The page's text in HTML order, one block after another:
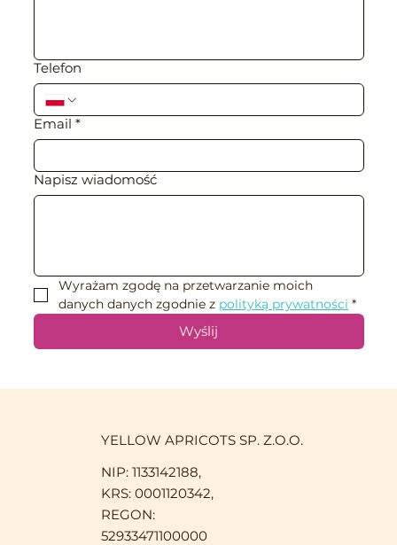
Telefon
Email *
Napisz wiadomość
Wyrażam zgodę na przetwarzanie moich
danych danych zgodnie z polityką prywatności *
Wyślij
YELLOW APRICOTS SP. Z.O.O.
NIP: 1133142188,
KRS: 0001120342,
REGON:
52933471100000